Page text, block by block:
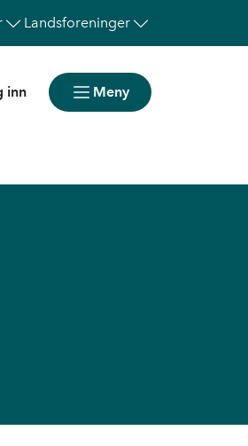
Landsforeninger
inn Meny